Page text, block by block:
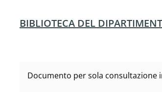
BIBLIOTECA DEL
Documento per sola consultazione